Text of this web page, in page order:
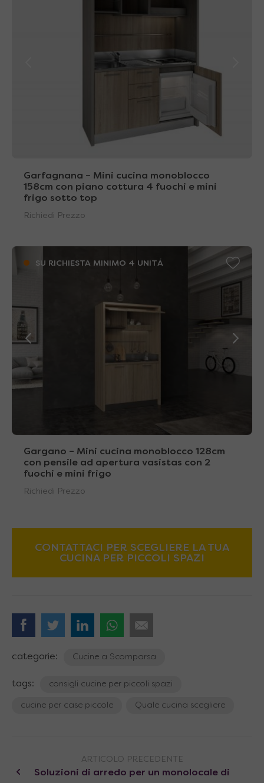
Garfagnana – Mini cucina monoblocco
158cm con piano cottura 4 fuochi e mini
frigo sotto top
Richiedi Prezzo
SU RICHIESTA MINIMO 4 UNITÁ
Gargano – Mini cucina monoblocco 128cm
con pensile ad apertura vasistas con 2
fuochi e mini frigo
Richiedi Prezzo
CONTATTACI PER SCEGLIERE LA TUA
CUCINA PER PICCOLI SPAZI
categorie: Cucine a Scomparsa
tags: consigli cucine per piccoli spazi
cucine per case piccole Quale cucina scegliere
ARTICOLO PRECEDENTE
Soluzioni di arredo per un monolocale di